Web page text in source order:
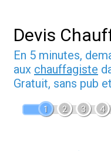
Devis
En 5 minutes,
aux chauffagiste
Gratuit, sans pub
1 2 3 4